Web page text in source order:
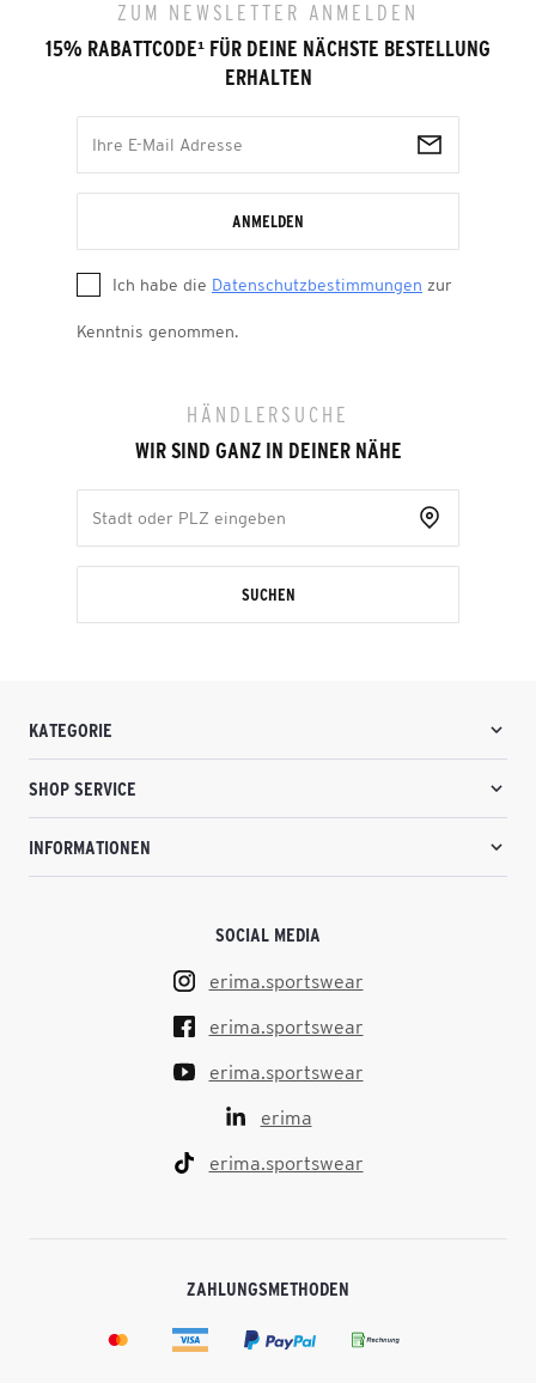
ZUM NEWSLETTER ANMELDEN
15% RABATTCODE¹ FÜR DEINE NÄCHSTE BESTELLUNG
ERHALTEN
ANMELDEN
Ich habe die Datenschutzbestimmungen zur
Kenntnis genommen.
HÄNDLERSUCHE
WIR SIND GANZ IN DEINER NÄHE
SUCHEN
KATEGORIE
SHOP SERVICE
INFORMATIONEN
SOCIAL MEDIA
erima.sportswear
erima.sportswear
erima.sportswear
erima
erima.sportswear
ZAHLUNGSMETHODEN